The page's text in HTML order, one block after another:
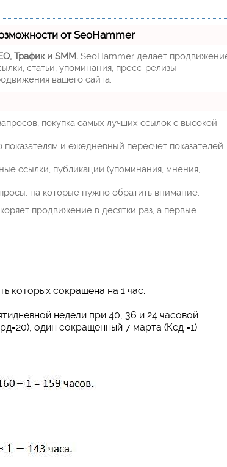
от SeoHammer
Трафик и SMM. SeoHammer делает
статьи, упоминания, пресс-релизы -
вашего сайта.
покупка самых лучших ссылок с высокой
и ежедневный пересчет показателей
ссылки, публикации (упоминания, мнения,
на которые нужно обратить внимание.
продвижение в десятки раз, а первые
которых сокращена на 1 час.
недели при 40, 36 и 24 часовой
один сокращенный 7 марта (Ксд =1).